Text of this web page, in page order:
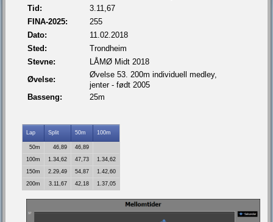
Tid:
3.11,67
FINA-2025:
255
Dato:
11.02.2018
Sted:
Trondheim
Stevne:
LÅMØ Midt 2018
Øvelse:
Øvelse 53. 200m individuell medley,
jenter - født 2005
Basseng:
25m
Lap Split 50m 100m
50m 46,89
46,89
100m
1.34,62 47,73
1.34,62
150m
2.29,49 54,87
1.42,60
200m
3.11,67 42,18 1.37,05